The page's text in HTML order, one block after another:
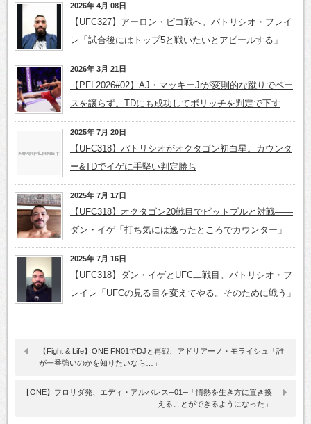
2026年 4月 08日
【UFC327】アーロン・ピコ戦へ。パトリシオ・フレイ
レ「試合後にはトップ5と戦いたいとアピールする」
2026年 3月 21日
【PFL2026#02】AJ・マッキーJrが変則的な蹴りでペー
スを譲らず。TDにも成功してボリッチを判定で下す
2025年 7月 20日
【UFC318】パトリシオがオクタゴン初白星。カウンタ
ー&TDでイゲに手堅い判定勝ち
2025年 7月 17日
【UFC318】オクタゴン20戦目でピットブルと対戦――
ダン・イゲ「打ち気には逸ったところでカウンター」
2025年 7月 16日
【UFC318】ダン・イゲとUFC二戦目。パトリシオ・フ
レイレ「UFCの見る目を変えてやる。そのために戦う」
【Fight & Life】ONE FN01でDJと再戦、アドリアーノ・モライシュ「誰
が一番強いのかを知りたいなら…」
【ONE】フロリダ発、エディ・アルバレス─01─「情熱を生き方に置き換
えることができるようになった」